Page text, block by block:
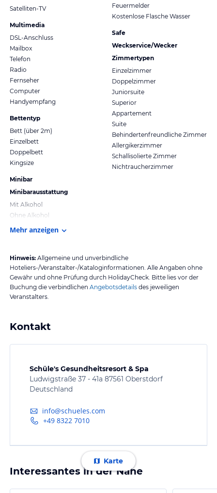
Satelliten-TV
Multimedia
DSL-Anschluss
Mailbox
Telefon
Radio
Fernseher
Computer
Handyempfang
Bettentyp
Bett (über 2m)
Einzelbett
Doppelbett
Kingsize
Minibar
Minibarausstattung
Mit Alkohol
Ohne Alkohol
Feuermelder
Kostenlose Flasche Wasser
Safe
Weckservice/Wecker
Zimmertypen
Einzelzimmer
Doppelzimmer
Juniorsuite
Superior
Appartement
Suite
Behindertenfreundliche Zimmer
Allergikerzimmer
Schallisolierte Zimmer
Nichtraucherzimmer
Mehr anzeigen
Hinweis: Allgemeine und unverbindliche
Hoteliers-/Veranstalter-/Kataloginformationen. Alle Angaben ohne
Gewähr und ohne Prüfung durch HolidayCheck. Bitte lies vor der
Buchung die verbindlichen Angebotsdetails des jeweiligen
Veranstalters.
Kontakt
Schüle's Gesundheitsresort & Spa
Ludwigstraße 37 - 41a 87561 Oberstdorf
Deutschland
info@schueles.com
+49 8322 7010
Karte
Interessantes in der Nähe